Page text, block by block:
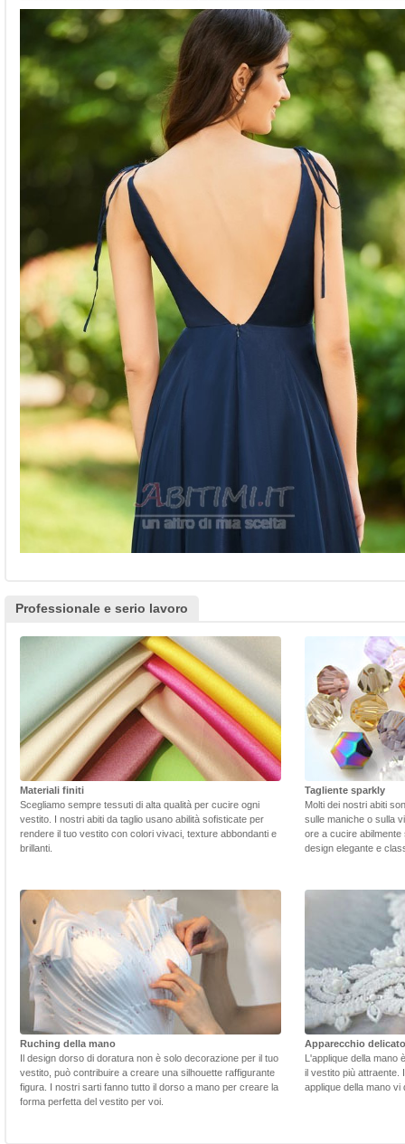
Professionale e serio lavoro
Materiali finiti
Scegliamo sempre tessuti di alta qualità per cucire ogni
vestito. I nostri abiti da taglio usano abilità sofisticate per
rendere il tuo vestito con colori vivaci, texture abbondanti e
brillanti.
Tagliente sparkly
Molti dei nostri abiti
sulle maniche o sulla
ore a cucire
design elegante e
Ruching della mano
Il design dorso di doratura non è solo decorazione per il tuo
vestito, può contribuire a creare una silhouette raffigurante
figura. I nostri sarti fanno tutto il dorso a mano per creare la
forma perfetta del vestito per voi.
Apparecchio delicato
L'applique della
il vestito più attraente.
applique della mano